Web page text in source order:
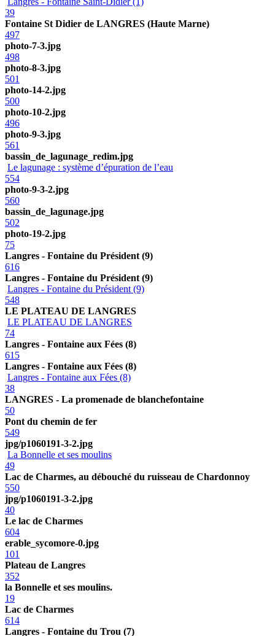
39
Fontaine St Didier de LANGRES (Haute Marne)
497
photo-7-3.jpg
498
photo-8-3.jpg
501
photo-14-2.jpg
500
photo-10-2.jpg
496
photo-9-3.jpg
561
bassin_de_lagunage_redim.jpg
Le lagunage : système d’épuration de l’eau
554
photo-9-3-2.jpg
560
bassin_de_lagunage.jpg
502
photo-19-2.jpg
75
Langres - Fontaine du Président (9)
616
Langres - Fontaine du Président (9)
Langres - Fontaine du Président (9)
548
LE PLATEAU DE LANGRES
LE PLATEAU DE LANGRES
74
Langres - Fontaine aux Fées (8)
615
Langres - Fontaine aux Fées (8)
Langres - Fontaine aux Fées (8)
38
LANGRES - La promenade de blanchefontaine
50
Pont du chemin de fer
549
jpg/p1060191-3-2.jpg
La Bonnelle et ses moulins
49
Lac de Charmes, au débouché du ruisseau de Chardonnoy
550
jpg/p1060191-3-2.jpg
40
Le lac de Charmes
604
erable_sycomore-0.jpg
101
Plateau de Langres
352
la Bonnelle et ses moulins.
19
Lac de Charmes
614
Langres - Fontaine du Trou (7)